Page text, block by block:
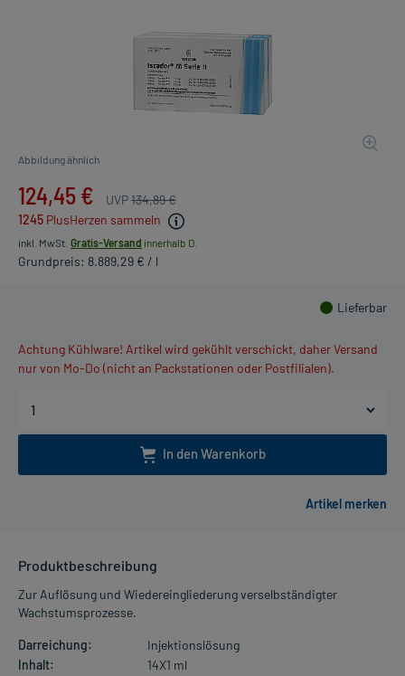
Abbildung ähnlich
124,45 € UVP134,89 €
1245 PlusHerzen sammeln
inkl. MwSt. Gratis-Versand innerhalb D.
Grundpreis: 8.889,29 € / l
Lieferbar
Achtung Kühlware! Artikel wird gekühlt verschickt, daher Versand
nur von Mo-Do (nicht an Packstationen oder Postfilialen).
In den Warenkorb
Produktbeschreibung
Zur Auflösung und Wiedereingliederung verselbständigter
Wachstumsprozesse.
Darreichung:
Injektionslösung
Inhalt:
14X1 ml